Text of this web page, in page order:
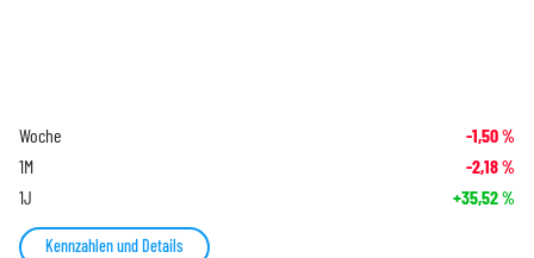
Woche -1,50%
1M -2,18%
1J +35,52%
Kennzahlen und Details